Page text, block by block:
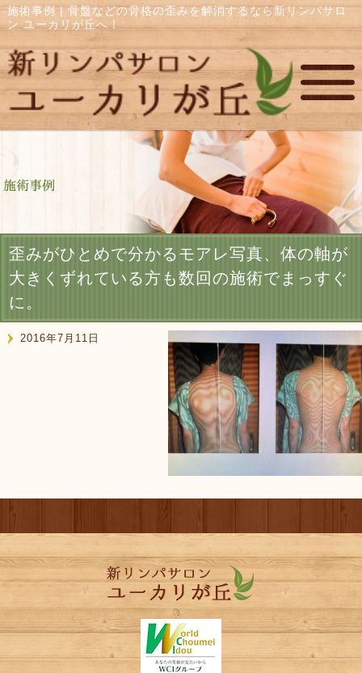
施術事例 | 骨盤などの骨格の歪みを解消するなら新リンパサロ
ン ユーカリが丘へ！
歪みがひとめで分かるモアレ写真、体の軸が
大きくずれている方も数回の施術でまっすぐ
に。
2016年7月11日